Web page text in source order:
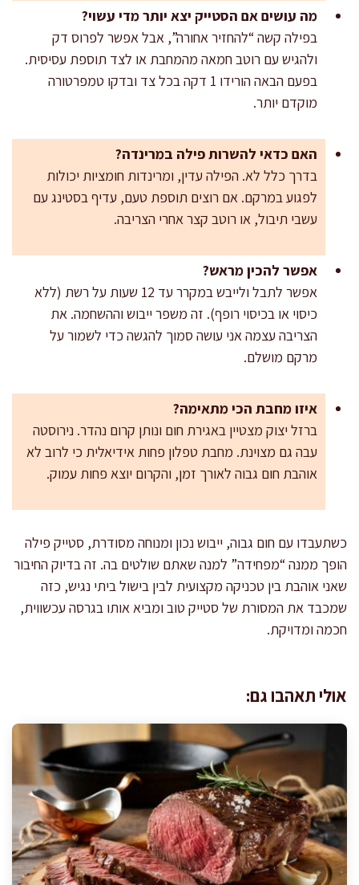
מה עושים אם הסטייק יצא יותר מדי עשוי?
בפילה קשה “להחזיר אחורה”, אבל אפשר לפרוס דק
ולהגיש עם רוטב חמאה מהמחבת או לצד תוספת עסיסית.
בפעם הבאה הורידו 1 דקה בכל צד ובדקו טמפרטורה
מוקדם יותר.
האם כדאי להשרות פילה במרינדה?
בדרך כלל לא. הפילה עדין, ומרינדות חומציות יכולות
לפגוע במרקם. אם רוצים תוספת טעם, עדיף בסטינג עם
עשבי תיבול, או רוטב קצר אחרי הצריבה.
אפשר להכין מראש?
אפשר לתבל ולייבש במקרר עד 12 שעות על רשת (ללא
כיסוי או בכיסוי רופף). זה משפר ייבוש וההשחמה. את
הצריבה עצמה אני עושה סמוך להגשה כדי לשמור על
מרקם מושלם.
איזו מחבת הכי מתאימה?
ברזל יצוק מצטיין באגירת חום ונותן קרום נהדר. נירוסטה
עבה גם מצוינת. מחבת טפלון פחות אידיאלית כי לרוב לא
אוהבת חום גבוה לאורך זמן, והקרום יוצא פחות עמוק.
כשתעבדו עם חום גבוה, ייבוש נכון ומנוחה מסודרת, סטייק פילה
הופך ממנה “מפחידה” למנה שאתם שולטים בה. זה בדיוק החיבור
שאני אוהבת בין טכניקה מקצועית לבין בישול ביתי נגיש, כזה
שמכבד את המסורת של סטייק טוב ומביא אותו בגרסה עכשווית,
חכמה ומדויקת.
אולי תאהבו גם: